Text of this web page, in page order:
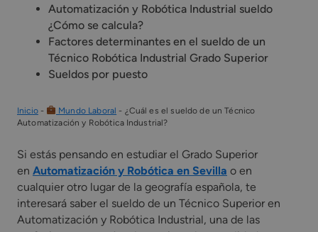
Automatización y Robótica Industrial sueldo
¿Cómo se calcula?
Factores determinantes en el sueldo de un
Técnico Robótica Industrial Grado Superior
Sueldos por puesto
Inicio- Mundo Laboral - ¿Cuál es el sueldo de un Técnico
Automatización y Robótica Industrial?
Si estás pensando en estudiar el Grado Superior
en Automatización y Robótica en Sevilla o en
cualquier otro lugar de la geografía española, te
interesará saber el sueldo de un Técnico Superior en
Automatización y Robótica Industrial, una de las